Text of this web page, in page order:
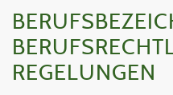
REGELUNGEN